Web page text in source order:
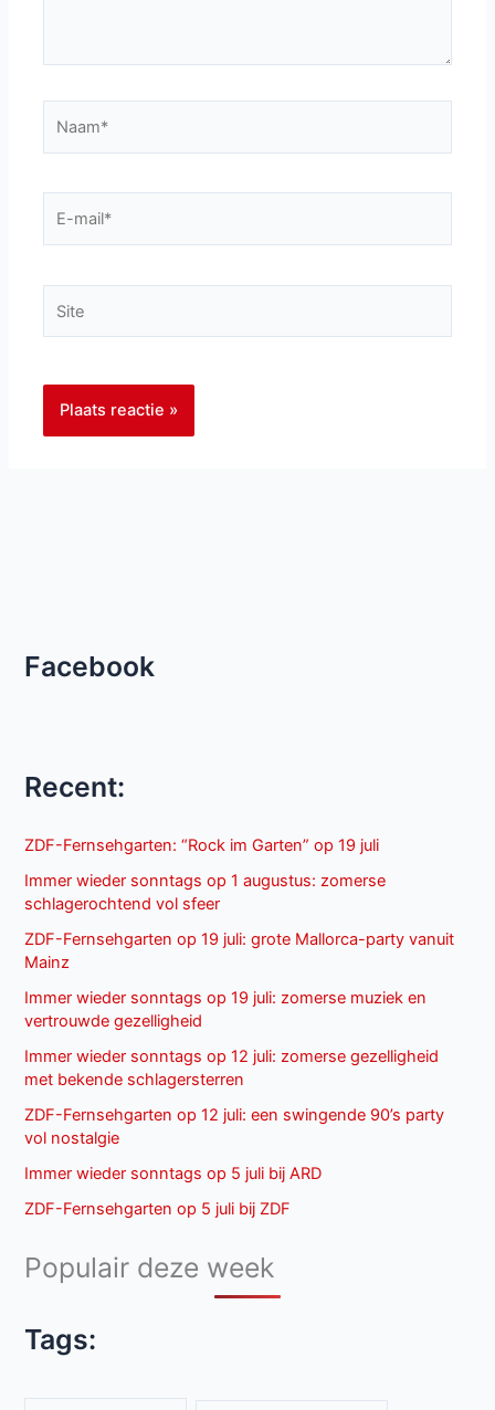
mail*
Facebook
Recent:
ZDF-Fernsehgarten: “Rock im Garten” op 19 juli
Immer wieder sonntags op 1 augustus: zomerse
schlagerochtend vol sfeer
ZDF-Fernsehgarten op 19 juli: grote Mallorca-party vanuit
Mainz
Immer wieder sonntags op 19 juli: zomerse muziek en
vertrouwde gezelligheid
Immer wieder sonntags op 12 juli: zomerse gezelligheid
met bekende schlagersterren
ZDF-Fernsehgarten op 12 juli: een swingende 90’s party
vol nostalgie
Immer wieder sonntags op 5 juli bij ARD
ZDF-Fernsehgarten op 5 juli bij ZDF
Populair deze week
Tags: